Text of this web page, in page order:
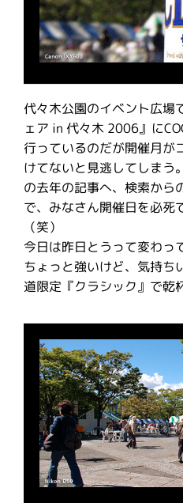
代々木公園のイベント広場
ェア in 代々木 2006』に
行っているのだが開催月が
けてないと見逃してしまう
の去年の記事へ、検索から
で、みなさん開催日を必死
（笑）
今日は昨日とうって変わっ
ちょっと強いけど、気持ち
道限定『クラシック』で乾